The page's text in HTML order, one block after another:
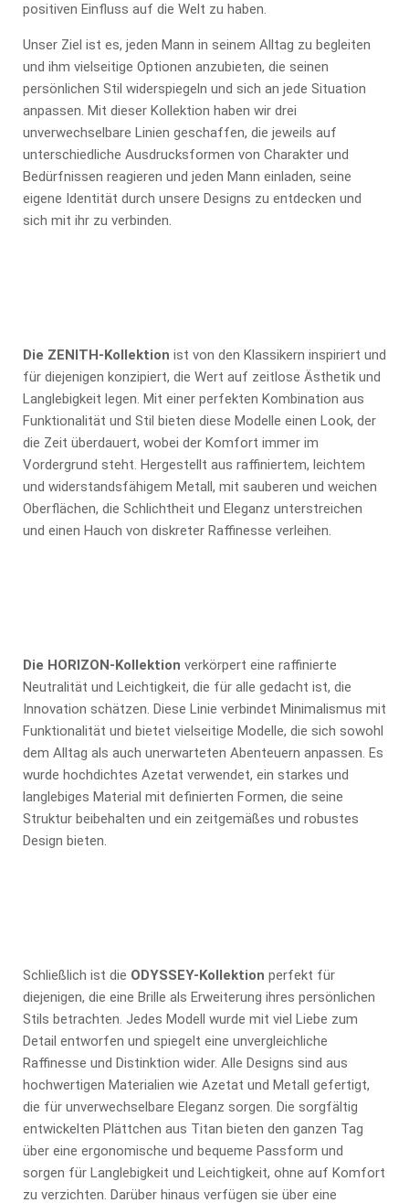
positiven Einfluss auf die Welt zu haben.
Unser Ziel ist es, jeden Mann in seinem Alltag zu begleiten
und ihm vielseitige Optionen anzubieten, die seinen
persönlichen Stil widerspiegeln und sich an jede Situation
anpassen. Mit dieser Kollektion haben wir drei
unverwechselbare Linien geschaffen, die jeweils auf
unterschiedliche Ausdrucksformen von Charakter und
Bedürfnissen reagieren und jeden Mann einladen, seine
eigene Identität durch unsere Designs zu entdecken und
sich mit ihr zu verbinden.
Die ZENITH-Kollektion ist von den Klassikern inspiriert und
für diejenigen konzipiert, die Wert auf zeitlose Ästhetik und
Langlebigkeit legen. Mit einer perfekten Kombination aus
Funktionalität und Stil bieten diese Modelle einen Look, der
die Zeit überdauert, wobei der Komfort immer im
Vordergrund steht. Hergestellt aus raffiniertem, leichtem
und widerstandsfähigem Metall, mit sauberen und weichen
Oberflächen, die Schlichtheit und Eleganz unterstreichen
und einen Hauch von diskreter Raffinesse verleihen.
Die HORIZON-Kollektion verkörpert eine raffinierte
Neutralität und Leichtigkeit, die für alle gedacht ist, die
Innovation schätzen. Diese Linie verbindet Minimalismus mit
Funktionalität und bietet vielseitige Modelle, die sich sowohl
dem Alltag als auch unerwarteten Abenteuern anpassen. Es
wurde hochdichtes Azetat verwendet, ein starkes und
langlebiges Material mit definierten Formen, die seine
Struktur beibehalten und ein zeitgemäßes und robustes
Design bieten.
Schließlich ist die ODYSSEY-Kollektion perfekt für
diejenigen, die eine Brille als Erweiterung ihres persönlichen
Stils betrachten. Jedes Modell wurde mit viel Liebe zum
Detail entworfen und spiegelt eine unvergleichliche
Raffinesse und Distinktion wider. Alle Designs sind aus
hochwertigen Materialien wie Azetat und Metall gefertigt,
die für unverwechselbare Eleganz sorgen. Die sorgfältig
entwickelten Plättchen aus Titan bieten den ganzen Tag
über eine ergonomische und bequeme Passform und
sorgen für Langlebigkeit und Leichtigkeit, ohne auf Komfort
zu verzichten. Darüber hinaus verfügen sie über eine